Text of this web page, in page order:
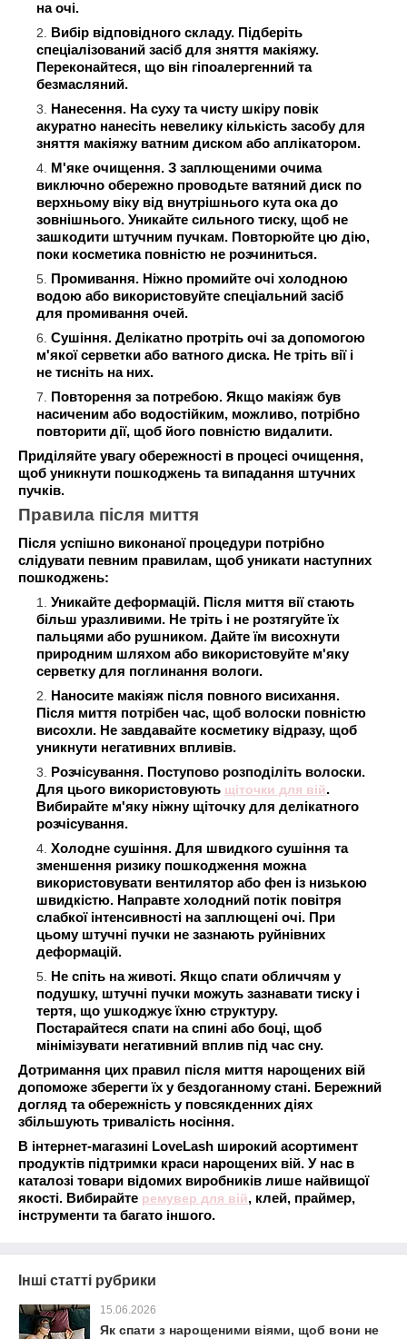
на очі.
Вибір відповідного складу. Підберіть
спеціалізований засіб для зняття макіяжу.
Переконайтеся, що він гіпоалергенний та
безмасляний.
Нанесення. На суху та чисту шкіру повік
акуратно нанесіть невелику кількість засобу для
зняття макіяжу ватним диском або аплікатором.
М'яке очищення. З заплющеними очима
виключно обережно проводьте ватяний диск по
верхньому віку від внутрішнього кута ока до
зовнішнього. Уникайте сильного тиску, щоб не
зашкодити штучним пучкам. Повторюйте цю дію,
поки косметика повністю не розчиниться.
Промивання. Ніжно промийте очі холодною
водою або використовуйте спеціальний засіб
для промивання очей.
Сушіння. Делікатно протріть очі за допомогою
м'якої серветки або ватного диска. Не тріть вії і
не тисніть на них.
Повторення за потребою. Якщо макіяж був
насиченим або водостійким, можливо, потрібно
повторити дії, щоб його повністю видалити.
Приділяйте увагу обережності в процесі очищення,
щоб уникнути пошкоджень та випадання штучних
пучків.
Правила після миття
Після успішно виконаної процедури потрібно
слідувати певним правилам, щоб уникати наступних
пошкоджень:
Уникайте деформацій. Після миття вії стають
більш уразливими. Не тріть і не розтягуйте їх
пальцями або рушником. Дайте їм висохнути
природним шляхом або використовуйте м'яку
серветку для поглинання вологи.
Наносите макіяж після повного висихання.
Після миття потрібен час, щоб волоски повністю
висохли. Не завдавайте косметику відразу, щоб
уникнути негативних впливів.
Розчісування. Поступово розподіліть волоски.
Для цього використовують щіточки для вій.
Вибирайте м'яку ніжну щіточку для делікатного
розчісування.
Холодне сушіння. Для швидкого сушіння та
зменшення ризику пошкодження можна
використовувати вентилятор або фен із низькою
швидкістю. Направте холодний потік повітря
слабкої інтенсивності на заплющені очі. При
цьому штучні пучки не зазнають руйнівних
деформацій.
Не спіть на животі. Якщо спати обличчям у
подушку, штучні пучки можуть зазнавати тиску і
тертя, що ушкоджує їхню структуру.
Постарайтеся спати на спині або боці, щоб
мінімізувати негативний вплив під час сну.
Дотримання цих правил після миття нарощених вій
допоможе зберегти їх у бездоганному стані. Бережний
догляд та обережність у повсякденних діях
збільшують тривалість носіння.
В інтернет-магазині LoveLash широкий асортимент
продуктів підтримки краси нарощених вій. У нас в
каталозі товари відомих виробників лише найвищої
якості. Вибирайте ремувер для вій, клей, праймер,
інструменти та багато іншого.
Інші статті рубрики
15.06.2026
Як спати з нарощеними віями, щоб вони не